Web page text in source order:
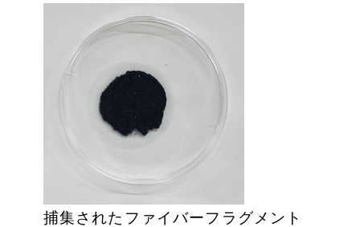
捕集されたファイバーフラグメント